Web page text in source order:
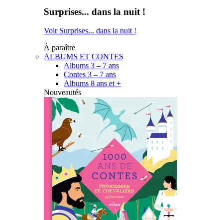
Surprises... dans la nuit !
Voir Surprises... dans la nuit !
À paraître
ALBUMS ET CONTES
Albums 3 – 7 ans
Contes 3 – 7 ans
Albums 8 ans et +
Nouveautés